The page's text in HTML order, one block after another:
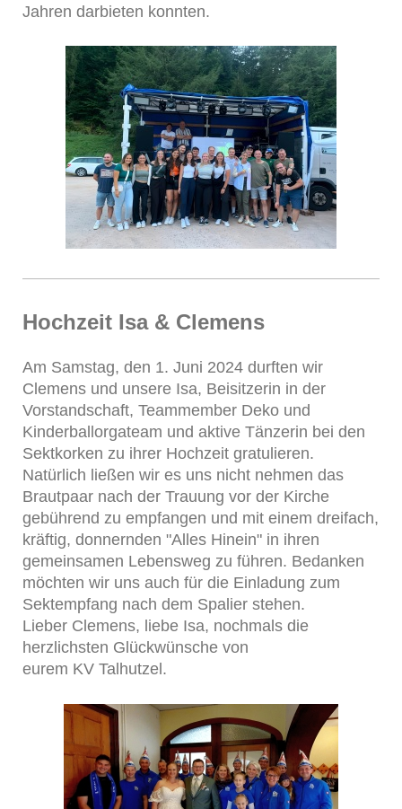
Jahren darbieten konnten.
Hochzeit Isa & Clemens
Am Samstag, den 1. Juni 2024 durften wir
Clemens und unsere Isa, Beisitzerin in der
Vorstandschaft, Teammember Deko und
Kinderballorgateam und aktive Tänzerin bei den
Sektkorken zu ihrer Hochzeit gratulieren.
Natürlich ließen wir es uns nicht nehmen das
Brautpaar nach der Trauung vor der Kirche
gebührend zu empfangen und mit einem dreifach,
kräftig, donnernden "Alles Hinein" in ihren
gemeinsamen Lebensweg zu führen. Bedanken
möchten wir uns auch für die Einladung zum
Sektempfang nach dem Spalier stehen.
Lieber Clemens, liebe Isa, nochmals die
herzlichsten Glückwünsche von
eurem KV Talhutzel.